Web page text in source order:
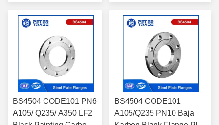
BS4504 CODE101 PN6
A105/ Q235/ A350 LF2
BS4504 CODE101
A105/Q235 PN10 Baja